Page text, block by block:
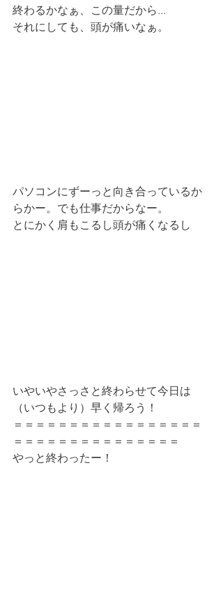
終わるかなぁ、この量だから...
それにしても、頭が痛いなぁ。
パソコンにずーっと向き合っているか
らかー。でも仕事だからなー。
とにかく肩もこるし頭が痛くなるし
いやいやさっさと終わらせて今日は
（いつもより）早く帰ろう！
＝＝＝＝＝＝＝＝＝＝＝＝＝＝＝＝＝
＝＝＝＝＝＝＝＝＝＝＝＝＝＝＝
やっと終わったー！